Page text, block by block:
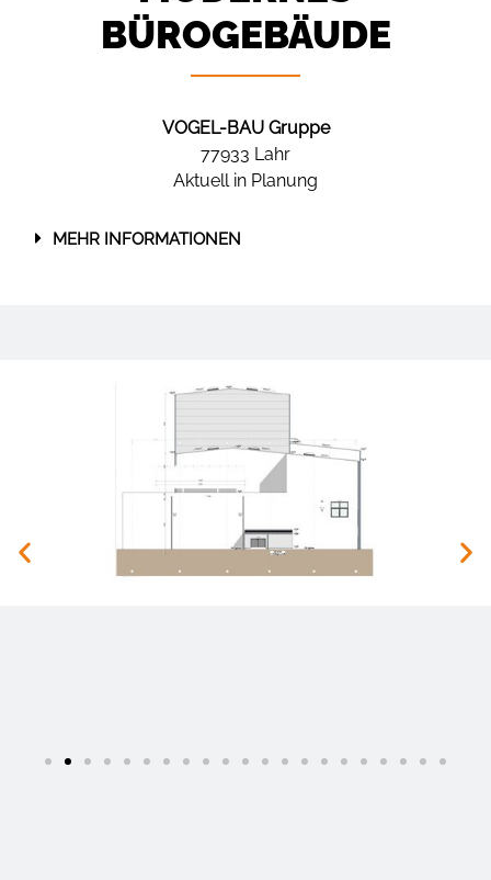
BÜROGEBÄUDE
VOGEL-BAU Gruppe
77933 Lahr
Aktuell in Planung
MEHR INFORMATIONEN